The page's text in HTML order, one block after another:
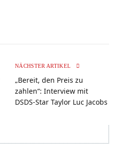
NÄCHSTER ARTIKEL
„Bereit, den Preis zu
zahlen“: Interview mit
DSDS-Star Taylor Luc Jacobs